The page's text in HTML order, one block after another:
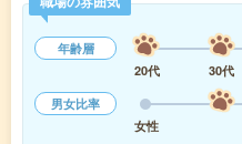
年齢層
20代
30代
男女比率
女性